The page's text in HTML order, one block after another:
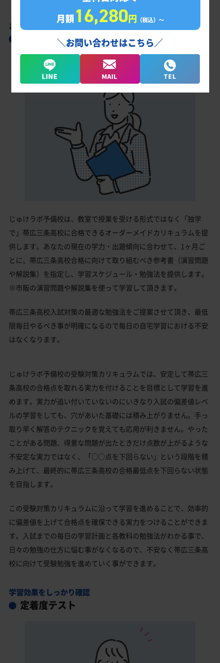
あなただけの学習計画だから成果が出る！
帯広三条高校合格に向けた受験対策カリキュ
ラム
じゅけラボ予備校は、教室で授業を受ける形式ではなく「独学
で」帯広三条高校に合格できるオーダーメイドカリキュラムを提
供します。あなたの現在の学力・出題傾向に合わせて、1ヶ月ご
とに、帯広三条高校合格に向けて取り組むべき参考書（演習問題
や解説集）を指定し、学習スケジュール・勉強法を提供します。
※市販の演習問題や解説集を使って学習して頂きます。
帯広三条高校入試対策の最適な勉強法をご提案させて頂き、最低
限毎日やるべき事が明確になるので毎日の自宅学習における不安
はなくなります。
じゅけラボ予備校の受験対策カリキュラムでは、安定して帯広三
条高校の合格点を取れる実力を付けることを目標として学習を進
めます。実力が追い付いていないのにいきなり入試の偏差値レベ
ルの学習をしても、穴があいた基礎には積み上がりません。手っ
取り早く解答のテクニックを覚えても応用が利きません。やった
ことがある問題、得意な問題が出たときだけ点数が上がるような
不安定な実力ではなく、「○○点を下回らない」という段階を積
み上げて、最終的に帯広三条高校の合格最低点を下回らない状態
を目指します。
この受験対策カリキュラムに沿って学習を進めることで、効率的
に偏差値を上げて合格点を確保できる実力をつけることができま
す。入試までの毎日の学習計画と各教科の勉強法がわかる事で、
日々の勉強の仕方に悩む事がなくなるので、不安なく帯広三条高
校に向けて受験勉強を進めていく事ができます。
学習効果をしっかり確認
定着度テスト
月額16,280円 （税込）〜
＼お問い合わせはこちら／